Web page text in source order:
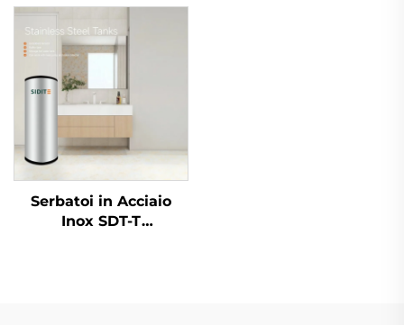
Termica 0.025
Calcolatore per
Sistemi a Doppio
in Plastica
Serbatoi in Acciaio
Inox SDT-T